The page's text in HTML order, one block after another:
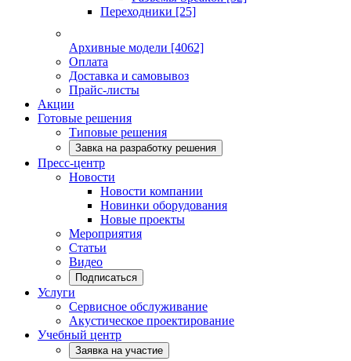
Переходники [25]
Архивные модели [4062]
Оплата
Доставка и самовывоз
Прайс-листы
Акции
Готовые решения
Типовые решения
Завка на разработку решения
Пресс-центр
Новости
Новости компании
Новинки оборудования
Новые проекты
Мероприятия
Статьи
Видео
Подписаться
Услуги
Сервисное обслуживание
Акустическое проектирование
Учебный центр
Заявка на участие